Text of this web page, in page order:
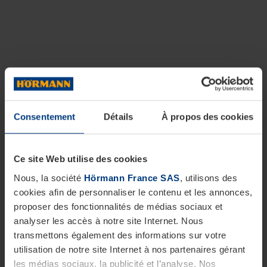
Consentement Détails À propos des cookies
Ce site Web utilise des cookies
Nous, la société Hörmann France SAS, utilisons des
cookies afin de personnaliser le contenu et les annonces,
proposer des fonctionnalités de médias sociaux et
analyser les accès à notre site Internet. Nous
transmettons également des informations sur votre
utilisation de notre site Internet à nos partenaires gérant
les médias sociaux, la publicité et l’analyse. Nos